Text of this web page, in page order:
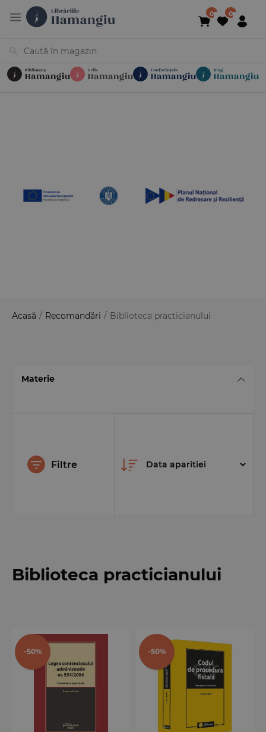
Acasă / Recomandări / Biblioteca practicianului
Materie
Filtre
Biblioteca practicianului
-50% -50%